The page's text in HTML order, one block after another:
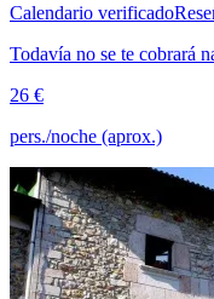
Calendario verificado
Todavía no se te cobrará
26 €
pers./noche (aprox.)